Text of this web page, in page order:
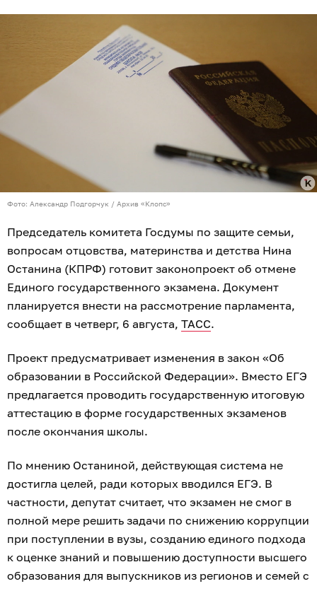
Фото: Александр Подгорчук / Архив «Клопс»
Председатель комитета Госдумы по защите семьи,
вопросам отцовства, материнства и детства Нина
Останина (КПРФ) готовит законопроект об отмене
Единого государственного экзамена. Документ
планируется внести на рассмотрение парламента,
сообщает в четверг, 6 августа, ТАСС.
Проект предусматривает изменения в закон «Об
образовании в Российской Федерации». Вместо ЕГЭ
предлагается проводить государственную итоговую
аттестацию в форме государственных экзаменов
после окончания школы.
По мнению Останиной, действующая система не
достигла целей, ради которых вводился ЕГЭ. В
частности, депутат считает, что экзамен не смог в
полной мере решить задачи по снижению коррупции
при поступлении в вузы, созданию единого подхода
к оценке знаний и повышению доступности высшего
образования для выпускников из регионов и семей с